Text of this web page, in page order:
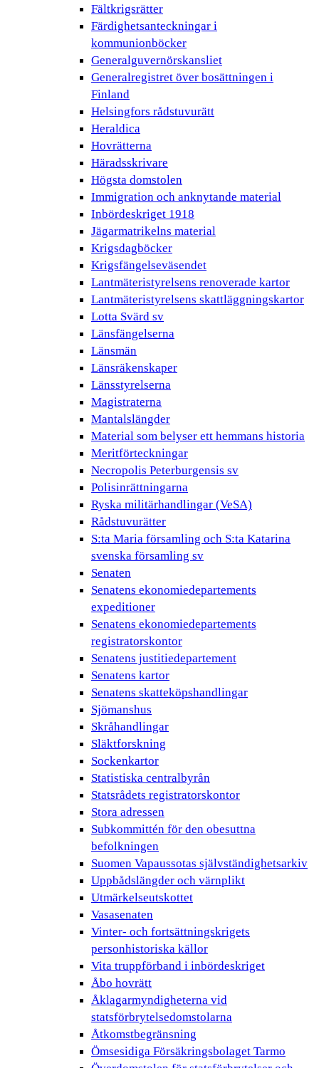
Fältkrigsrätter
Färdighetsanteckningar i
kommunionböcker
Generalguvernörskansliet
Generalregistret över bosättningen i
Finland
Helsingfors rådstuvurätt
Heraldica
Hovrätterna
Häradsskrivare
Högsta domstolen
Immigration och anknytande material
Inbördeskriget 1918
Jägarmatrikelns material
Krigsdagböcker
Krigsfängelseväsendet
Lantmäteristyrelsens renoverade kartor
Lantmäteristyrelsens skattläggningskartor
Lotta Svärd sv
Länsfängelserna
Länsmän
Länsräkenskaper
Länsstyrelserna
Magistraterna
Mantalslängder
Material som belyser ett hemmans historia
Meritförteckningar
Necropolis Peterburgensis sv
Polisinrättningarna
Ryska militärhandlingar (VeSA)
Rådstuvurätter
S:ta Maria församling och S:ta Katarina
svenska församling sv
Senaten
Senatens ekonomiedepartements
expeditioner
Senatens ekonomiedepartements
registratorskontor
Senatens justitiedepartement
Senatens kartor
Senatens skatteköpshandlingar
Sjömanshus
Skråhandlingar
Släktforskning
Sockenkartor
Statistiska centralbyrån
Statsrådets registratorskontor
Stora adressen
Subkommittén för den obesuttna
befolkningen
Suomen Vapaussotas självständighetsarkiv
Uppbådslängder och värnplikt
Utmärkelseutskottet
Vasasenaten
Vinter- och fortsättningskrigets
personhistoriska källor
Vita truppförband i inbördeskriget
Åbo hovrätt
Åklagarmyndigheterna vid
statsförbrytelsedomstolarna
Åtkomstbegränsning
Ömsesidiga Försäkringsbolaget Tarmo